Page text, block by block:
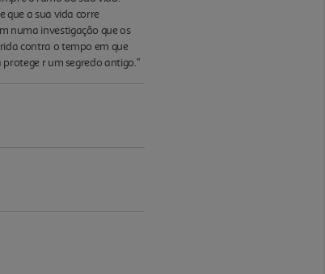
que a sua vida corre
numa investigação que os
contra o tempo em que
r um segredo antigo."